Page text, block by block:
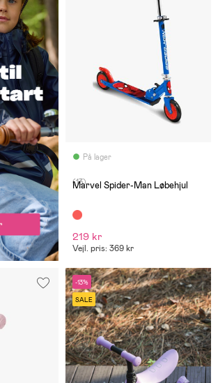
På lager
(13)
Marvel Spider-Man Løbehjul
219 kr
Vejl. pris: 369 kr
-13%
SALE